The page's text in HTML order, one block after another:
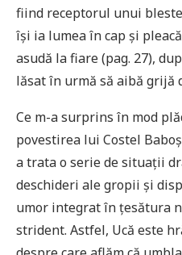
fiind receptorul unui
își ia lumea în cap și
asudă la fiare (pag. 27),
lăsat în urmă să aibă grijă
Ce m-a surprins în mod
povestirea lui Costel
a trata o serie de situații
deschideri ale gropii și
umor integrat în țesătura
strident. Astfel, Ucă este